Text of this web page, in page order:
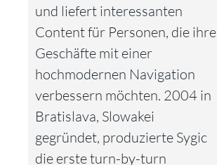
und liefert interessanten
Content für Personen, die ihre
Geschäfte mit einer
hochmodernen Navigation
verbessern möchten. 2004 in
Bratislava, Slowakei
gegründet, produzierte Sygic
die erste turn-by-turn